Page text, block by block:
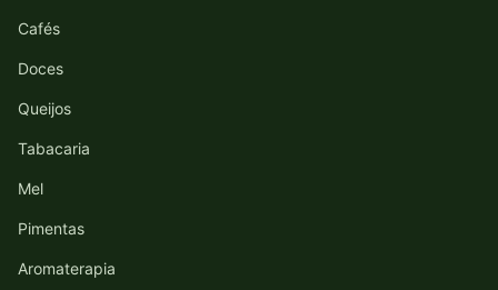
Cafés
Doces
Queijos
Tabacaria
Mel
Pimentas
Aromaterapia